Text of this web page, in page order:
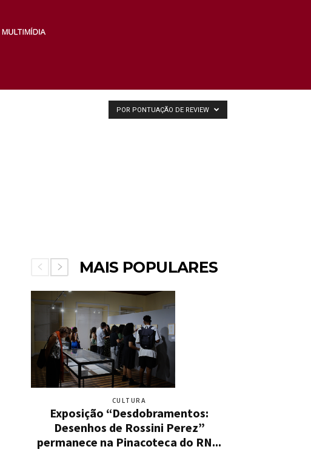
POR PONTUAÇÃO DE REVIEW
MAIS POPULARES
CULTURA
Exposição “Desdobramentos:
Desenhos de Rossini Perez”
permanece na Pinacoteca do RN...